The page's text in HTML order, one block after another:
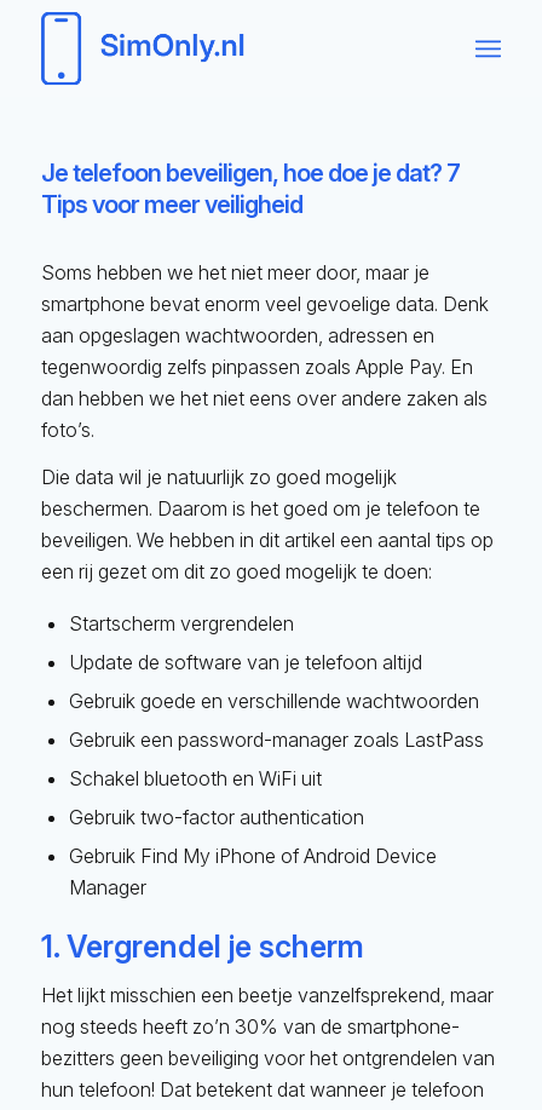
Je telefoon beveiligen, hoe doe je dat? 7
Tips voor meer veiligheid
Soms hebben we het niet meer door, maar je
smartphone bevat enorm veel gevoelige data. Denk
aan opgeslagen wachtwoorden, adressen en
tegenwoordig zelfs pinpassen zoals Apple Pay. En
dan hebben we het niet eens over andere zaken als
foto’s.
Die data wil je natuurlijk zo goed mogelijk
beschermen. Daarom is het goed om je telefoon te
beveiligen. We hebben in dit artikel een aantal tips op
een rij gezet om dit zo goed mogelijk te doen:
Startscherm vergrendelen
Update de software van je telefoon altijd
Gebruik goede en verschillende wachtwoorden
Gebruik een password-manager zoals LastPass
Schakel bluetooth en WiFi uit
Gebruik two-factor authentication
Gebruik Find My iPhone of Android Device
Manager
1. Vergrendel je scherm
Het lijkt misschien een beetje vanzelfsprekend, maar
nog steeds heeft zo’n 30% van de smartphone-
bezitters geen beveiliging voor het ontgrendelen van
hun telefoon! Dat betekent dat wanneer je telefoon